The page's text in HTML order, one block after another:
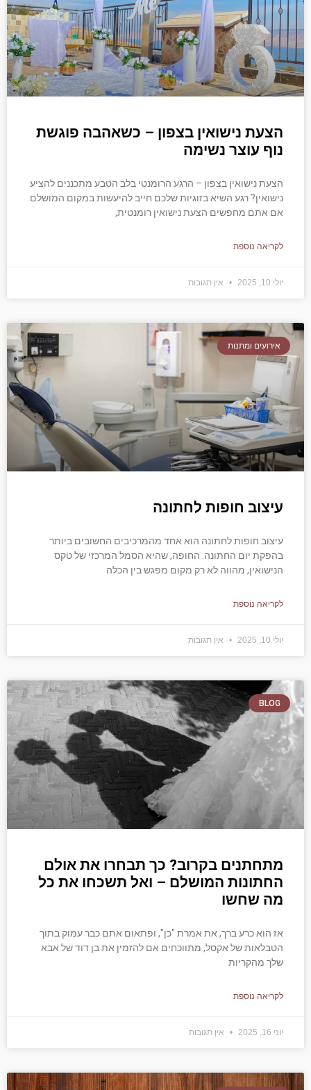
הצעת נישואין בצפון – כשאהבה פוגשת
נוף עוצר נשימה
הצעת נישואין בצפון – הרגע הרומנטי בלב הטבע מתכננים להציע
נישואין? רגע השיא בזוגיות שלכם חייב להיעשות במקום המושלם.
אם אתם מחפשים הצעת נישואין רומנטית,
לקריאה נוספת
יולי 10, 2025 אין תגובות
אירועים ומתנות
עיצוב חופות לחתונה
עיצוב חופות לחתונה הוא אחד מהמרכיבים החשובים ביותר
בהפקת יום החתונה. החופה, שהיא הסמל המרכזי של טקס
הנישואין, מהווה לא רק מקום מפגש בין הכלה
לקריאה נוספת
יולי 10, 2025 אין תגובות
BLOG
מתחתנים בקרוב? כך תבחרו את אולם
החתונות המושלם – ואל תשכחו את כל
מה שחשו
אז הוא כרע ברך, את אמרת "כן", ופתאום אתם כבר עמוק בתוך
הטבלאות של אקסל, מתווכחים אם להזמין את בן דוד של אבא
שלך מהקריות
לקריאה נוספת
יוני 16, 2025 אין תגובות